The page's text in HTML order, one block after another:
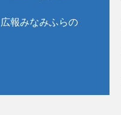
広報みなみふらの